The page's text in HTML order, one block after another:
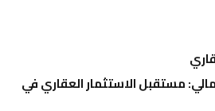
مستقبل الاستثمار العقاري في